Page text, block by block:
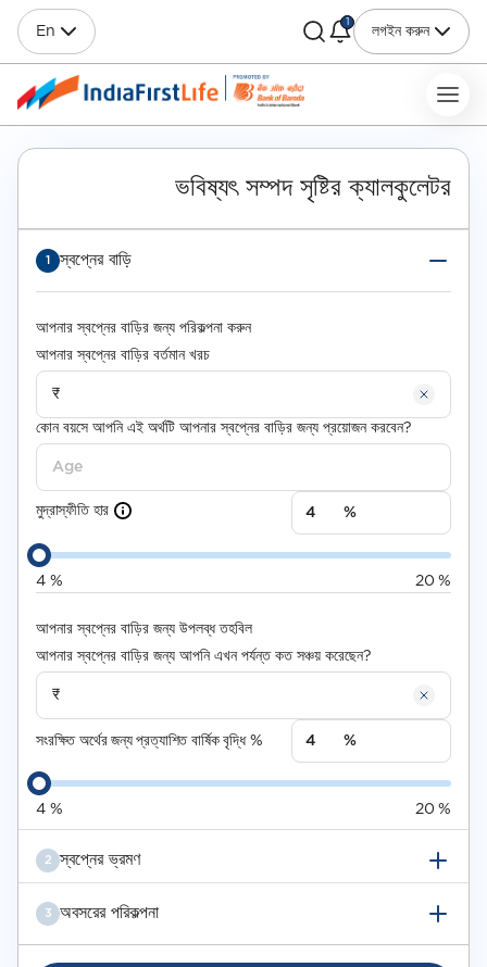
En
1
লগইন করুন
ভবিষ্যৎ সম্পদ সৃষ্টির ক্যালকুলেটর
1 স্বপ্নের বাড়ি
আপনার স্বপ্নের বাড়ির জন্য পরিকল্পনা করুন
আপনার স্বপ্নের বাড়ির বর্তমান খরচ
কোন বয়সে আপনি এই অর্থটি আপনার স্বপ্নের বাড়ির জন্য প্রয়োজন করবেন?
মুদ্রাস্ফীতি হার %
4 % 20 %
আপনার স্বপ্নের বাড়ির জন্য উপলব্ধ তহবিল
আপনার স্বপ্নের বাড়ির জন্য আপনি এখন পর্যন্ত কত সঞ্চয় করেছেন?
সংরক্ষিত অর্থের জন্য প্রত্যাশিত বার্ষিক বৃদ্ধি % %
4 % 20 %
2 স্বপ্নের ভ্রমণ
3 অবসরের পরিকল্পনা